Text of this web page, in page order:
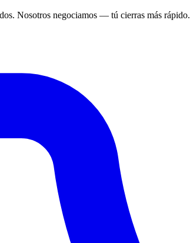
Nosotros negociamos — tú cierras más rápido.